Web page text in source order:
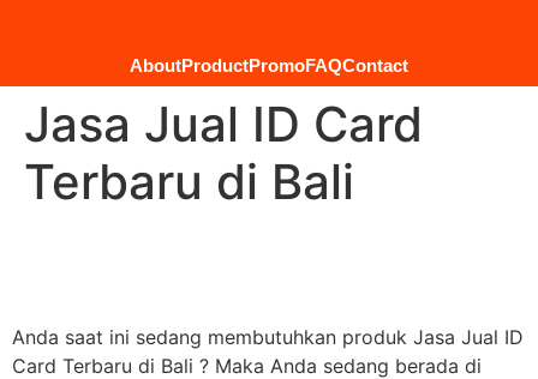
AboutProductPromoFAQContact
Jasa Jual ID Card
Terbaru di Bali
Anda saat ini sedang membutuhkan produk Jasa Jual ID
Card Terbaru di Bali ? Maka Anda sedang berada di